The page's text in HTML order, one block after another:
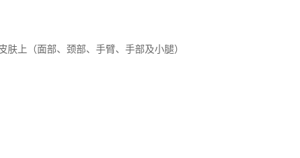
上（面部、颈部、手臂、手部及小腿）